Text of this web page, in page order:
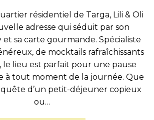
résidentiel de Targa, Lili & Oli
adresse qui séduit par son
et sa carte gourmande. Spécialiste
de mocktails rafraîchissants
le lieu est parfait pour une pause
à tout moment de la journée. Que
quête d’un petit-déjeuner copieux
ou…